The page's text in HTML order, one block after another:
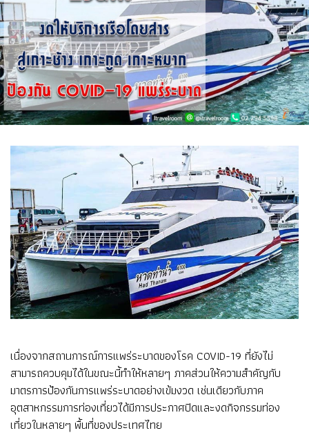
เนื่องจากสถานการณ์การแพร่ระบาดของโรค COVID-19 ที่ยังไม่
สามารถควบคุมได้ในขณะนี้ทำให้หลายๆ ภาคส่วนให้ความสำคัญกับ
มาตรการป้องกันการแพร่ระบาดอย่างเข้มงวด เช่นเดียวกับภาค
อุตสาหกรรมการท่องเที่ยวได้มีการประกาศปิดและงดกิจกรรมท่อง
เที่ยวในหลายๆ พื้นที่ของประเทศไทย